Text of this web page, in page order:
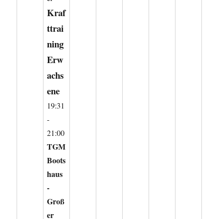
Kraf
ttrai
ning
Erw
achs
ene
19:31
-
21:00
TGM
Boots
haus
-
Groß
er